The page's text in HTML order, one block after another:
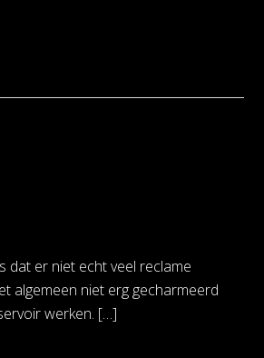
dat er niet echt veel reclame
algemeen niet erg gecharmeerd
werken. […]